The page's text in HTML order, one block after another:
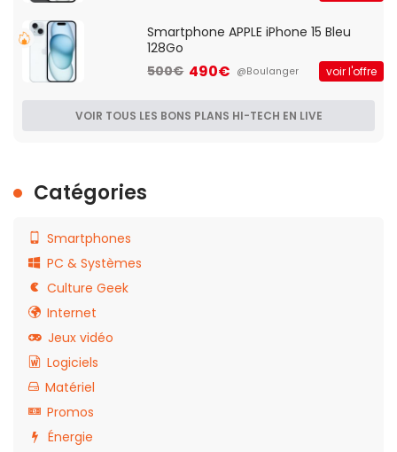
Smartphone APPLE iPhone 15 Bleu
128Go
500€ 490€ @Boulanger voir l'offre
VOIR TOUS LES BONS PLANS HI-TECH EN LIVE
Catégories
Smartphones
PC & Systèmes
Culture Geek
Internet
Jeux vidéo
Logiciels
Matériel
Promos
Énergie